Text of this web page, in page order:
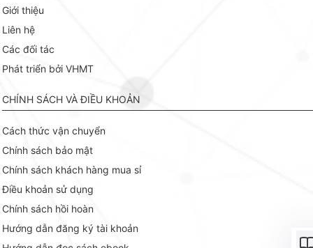
Giới thiệu
Liên hệ
Các đối tác
Phát triển bởi VHMT
CHÍNH SÁCH VÀ ĐIỀU KHOẢN
Cách thức vận chuyển
Chính sách bảo mật
Chính sách khách hàng mua sỉ
Điều khoản sử dụng
Chính sách hồi hoàn
Hướng dẫn đăng ký tài khoản